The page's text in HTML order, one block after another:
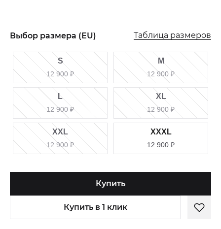
Выбор размера (EU) Таблица размеров
S
12 900 ₽
M
12 900 ₽
L
12 900 ₽
XL
12 900 ₽
XXL
12 900 ₽
XXXL
12 900 ₽
Купить
Купить в 1 клик